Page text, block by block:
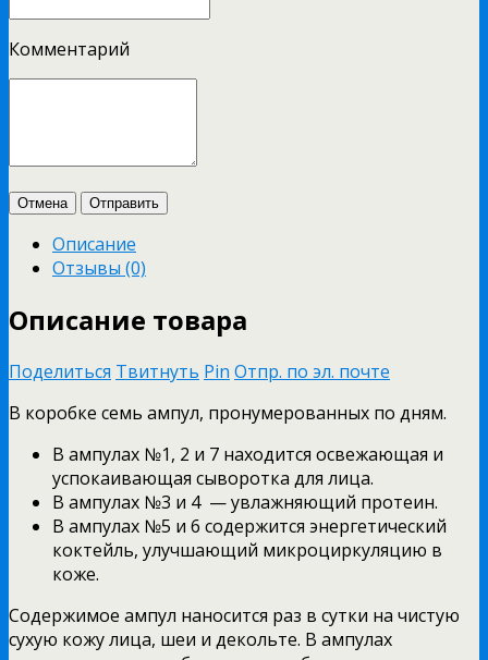
Комментарий
Отмена Отправить
Описание
Отзывы (0)
Описание товара
Поделиться Твитнуть Pin Отпр. по эл. почте
В коробке семь ампул, пронумерованных по дням.
В ампулах №1, 2 и 7 находится освежающая и
успокаивающая сыворотка для лица.
В ампулах №3 и 4 — увлажняющий протеин.
В ампулах №5 и 6 содержится энергетический
коктейль, улучшающий микроциркуляцию в
коже.
Содержимое ампул наносится раз в сутки на чистую
сухую кожу лица, шеи и декольте. В ампулах